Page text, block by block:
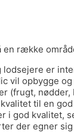
en række
lodsejere er
vil opbygge
(frugt, nødder,
til en
i god kvalitet,
der egner